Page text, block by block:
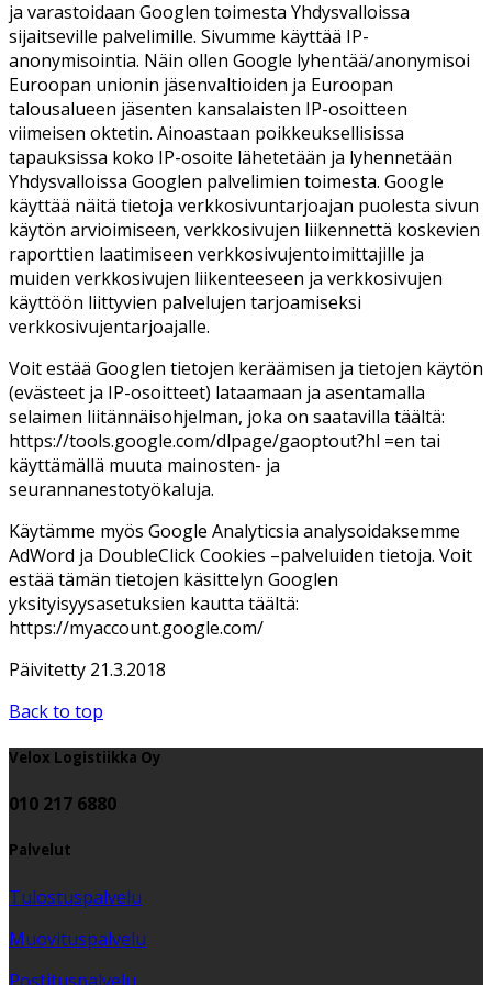
ja varastoidaan Googlen toimesta Yhdysvalloissa
sijaitseville palvelimille. Sivumme käyttää IP-
anonymisointia. Näin ollen Google lyhentää/anonymisoi
Euroopan unionin jäsenvaltioiden ja Euroopan
talousalueen jäsenten kansalaisten IP-osoitteen
viimeisen oktetin. Ainoastaan poikkeuksellisissa
tapauksissa koko IP-osoite lähetetään ja lyhennetään
Yhdysvalloissa Googlen palvelimien toimesta. Google
käyttää näitä tietoja verkkosivuntarjoajan puolesta sivun
käytön arvioimiseen, verkkosivujen liikennettä koskevien
raporttien laatimiseen verkkosivujentoimittajille ja
muiden verkkosivujen liikenteeseen ja verkkosivujen
käyttöön liittyvien palvelujen tarjoamiseksi
verkkosivujentarjoajalle.
Voit estää Googlen tietojen keräämisen ja tietojen käytön
(evästeet ja IP-osoitteet) lataamaan ja asentamalla
selaimen liitännäisohjelman, joka on saatavilla täältä:
https://tools.google.com/dlpage/gaoptout?hl =en tai
käyttämällä muuta mainosten- ja
seurannanestotyökaluja.
Käytämme myös Google Analyticsia analysoidaksemme
AdWord ja DoubleClick Cookies –palveluiden tietoja. Voit
estää tämän tietojen käsittelyn Googlen
yksityisyysasetuksien kautta täältä:
https://myaccount.google.com/
Päivitetty 21.3.2018
Back to top
Velox Logistiikka Oy
010 217 6880
Palvelut
Tulostuspalvelu
Muovituspalvelu
Postituspalvelu